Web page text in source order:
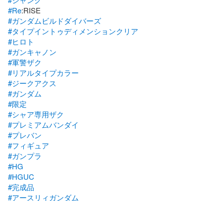
#Re
#ガンダムビルドダイバーズ
#タイプイントゥディメンションクリア
#ヒロト
#ガンキャノン
#軍警ザク
#リアルタイプカラー
#ジークアクス
#ガンダム
#限定
#シャア専用ザク
#プレミアムバンダイ
#プレバン
#フィギュア
#ガンプラ
#HG
#HGUC
#完成品
#アースリィガンダム